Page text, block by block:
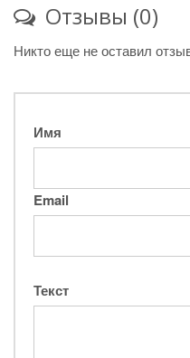
Отзывы (0)
Никто еще не оставил
Имя
Email
Текст